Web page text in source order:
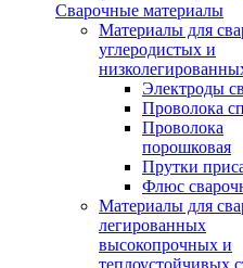
Сварочные материалы
Материалы для
углеродистых и
Электроды
Проволока
Проволока
порошковая
Прутки
Флюс
Материалы для
легированных
высокопрочных и
теплоустойчивых